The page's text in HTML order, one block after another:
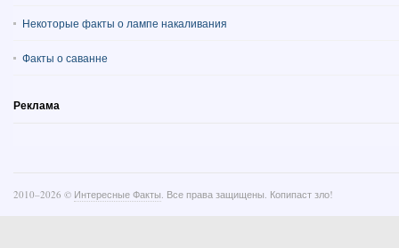
Некоторые факты о лампе накаливания
Факты о саванне
Реклама
2010–2026 © Интересные Факты. Все права защищены. Копипаст зло!